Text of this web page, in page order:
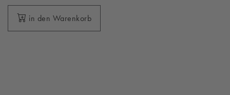
in den Warenkorb